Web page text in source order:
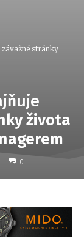
stránky
života
0